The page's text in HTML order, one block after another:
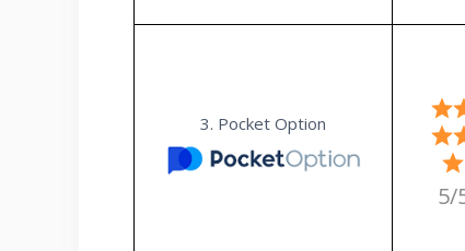
3. Pocket Option
5/